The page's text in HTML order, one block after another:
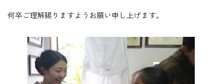
何卒ご理解賜りますようお願い申し上げます。